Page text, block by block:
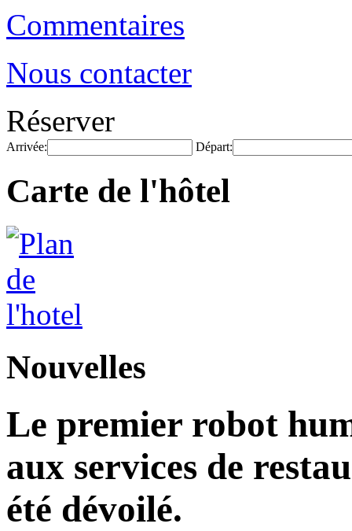
Commentaires
Nous contacter
Réserver
Arrivée: Départ:
Carte de l'hôtel
Nouvelles
Le premier robot
aux services de
été dévoilé.